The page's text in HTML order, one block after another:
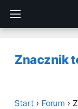
treści
Znacznik
Start › Forum ›